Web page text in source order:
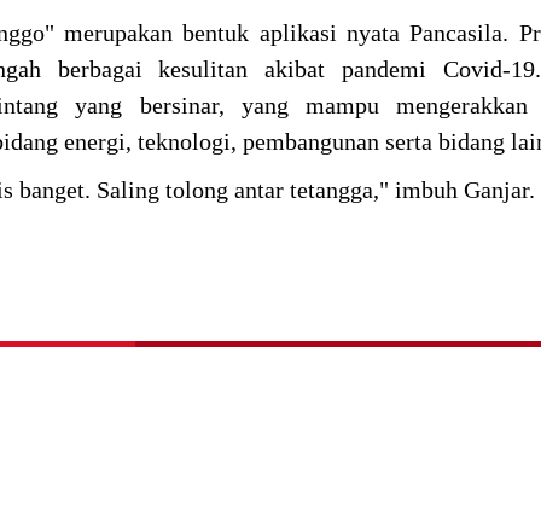
merupakan bentuk aplikasi nyata Pancasila.
berbagai kesulitan akibat pandemi Covid-
yang bersinar, yang mampu mengerakkan
energi, teknologi, pembangunan serta bidang
banget. Saling tolong antar tetangga," imbuh Ganjar.